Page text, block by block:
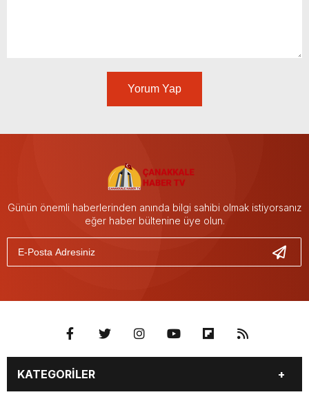
Yorum Yap
Günün önemli haberlerinden anında bilgi sahibi olmak istiyorsanız
eğer haber bültenine üye olun.
KATEGORİLER